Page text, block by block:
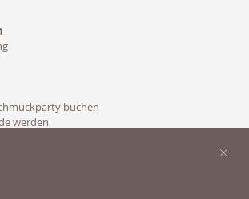
buchen
werden
×